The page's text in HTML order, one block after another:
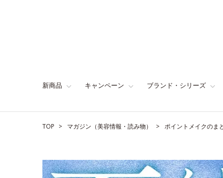
新商品 キャンペーン ブランド・シリーズ
TOP マガジン（美容情報・読み物） ポイントメイクのま